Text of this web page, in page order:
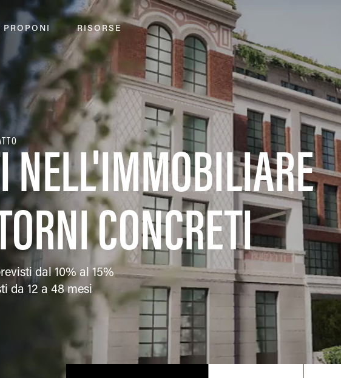
NELL'IMMOBILIARE
CONCRETI
dal 10% al 15%
da 12 a 48 mesi
PROPONI RISORSE